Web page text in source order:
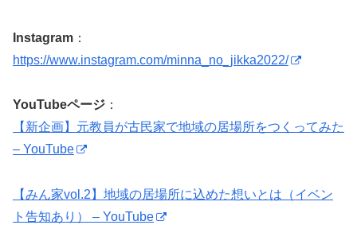
Instagram ：
https://www.instagram.com/minna_no_jikka2022/
YouTubeページ ：
【新企画】元教員が古民家で地域の居場所をつくってみた
– YouTube
【みん家vol.2】地域の居場所に込めた想いとは（イベン
ト告知あり） – YouTube